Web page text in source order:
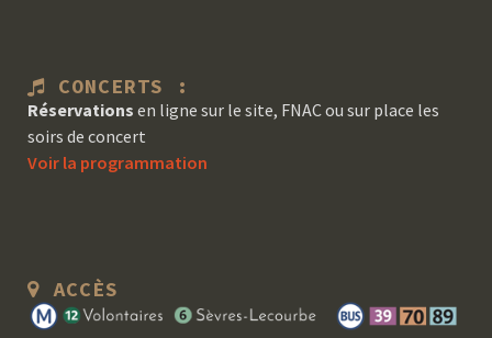
CONCERTS :
Réservations en ligne sur le site, FNAC ou sur place les
soirs de concert
Voir la programmation
ACCÈS